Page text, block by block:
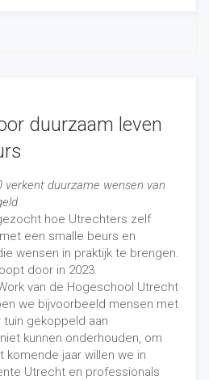
duurzaam leven
duurzame wensen van
hoe Utrechters zelf
een smalle beurs en
wensen in praktijk te brengen.
door in 2023.
van de Hogeschool Utrecht
we bijvoorbeeld mensen met
gekoppeld aan
kunnen onderhouden, om
komende jaar willen we in
Utrecht en professionals